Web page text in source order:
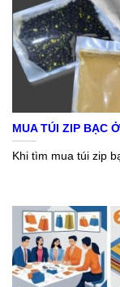
MUA TÚI ZIP BẠC
Khi tìm mua túi zip